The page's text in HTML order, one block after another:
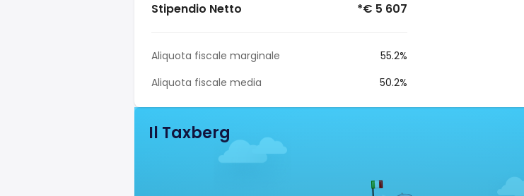
Stipendio Netto *€ 5 607
Aliquota fiscale marginale
55.2%
Aliquota fiscale media
50.2%
Il Taxberg